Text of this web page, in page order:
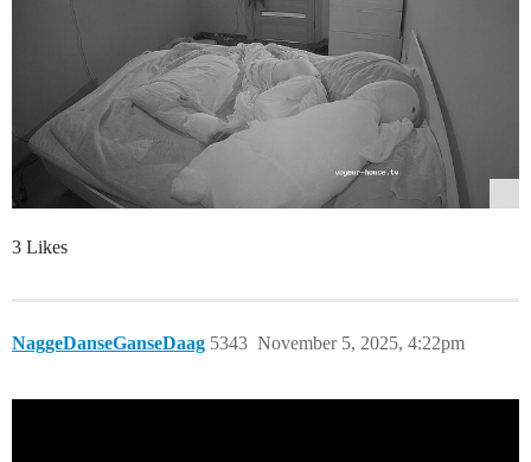
3 Likes
NaggeDanseGanseDaag November 5, 2025, 4:22pm
5343